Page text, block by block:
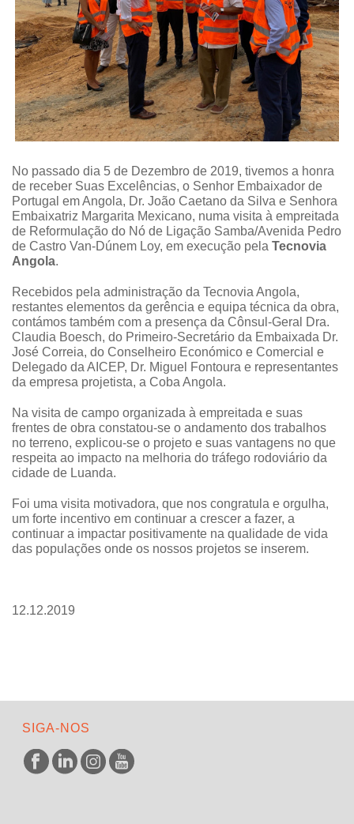
No passado dia 5 de Dezembro de 2019, tivemos a honra
de receber Suas Excelências, o Senhor Embaixador de
Portugal em Angola, Dr. João Caetano da Silva e Senhora
Embaixatriz Margarita Mexicano, numa visita à empreitada
de Reformulação do Nó de Ligação Samba/Avenida Pedro
de Castro Van-Dúnem Loy, em execução pela Tecnovia
Angola.
Recebidos pela administração da Tecnovia Angola,
restantes elementos da gerência e equipa técnica da obra,
contámos também com a presença da Cônsul-Geral Dra.
Claudia Boesch, do Primeiro-Secretário da Embaixada Dr.
José Correia, do Conselheiro Económico e Comercial e
Delegado da AICEP, Dr. Miguel Fontoura e representantes
da empresa projetista, a Coba Angola.
Na visita de campo organizada à empreitada e suas
frentes de obra constatou-se o andamento dos trabalhos
no terreno, explicou-se o projeto e suas vantagens no que
respeita ao impacto na melhoria do tráfego rodoviário da
cidade de Luanda.
Foi uma visita motivadora, que nos congratula e orgulha,
um forte incentivo em continuar a crescer a fazer, a
continuar a impactar positivamente na qualidade de vida
das populações onde os nossos projetos se inserem.
12.12.2019
SIGA-NOS